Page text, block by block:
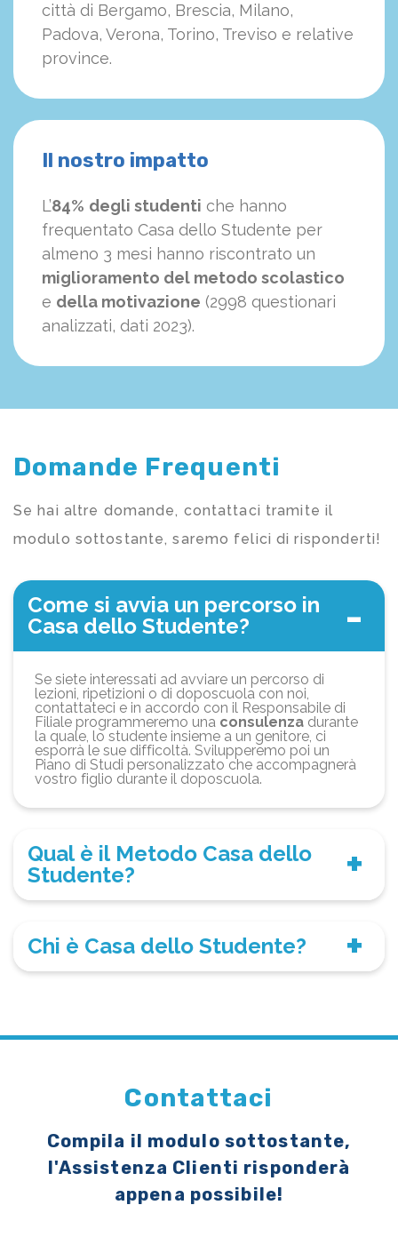
città di Bergamo, Brescia, Milano,
Padova, Verona, Torino, Treviso e relative
province.
Il nostro impatto
L’84% degli studenti che hanno
frequentato Casa dello Studente per
almeno 3 mesi hanno riscontrato un
miglioramento del metodo scolastico
e della motivazione (2998 questionari
analizzati, dati 2023).
Domande Frequenti
Se hai altre domande, contattaci tramite il
modulo sottostante, saremo felici di risponderti!
Come si avvia un percorso in
Casa dello Studente?
Se siete interessati ad avviare un percorso di
lezioni, ripetizioni o di doposcuola con noi,
contattateci e in accordo con il Responsabile di
Filiale programmeremo una consulenza durante
la quale, lo studente insieme a un genitore, ci
esporrà le sue difficoltà. Svilupperemo poi un
Piano di Studi personalizzato che accompagnerà
vostro figlio durante il doposcuola.
Qual è il Metodo Casa dello
Studente?
Chi è Casa dello Studente?
Contattaci
Compila il modulo sottostante,
l'Assistenza Clienti risponderà
appena possibile!